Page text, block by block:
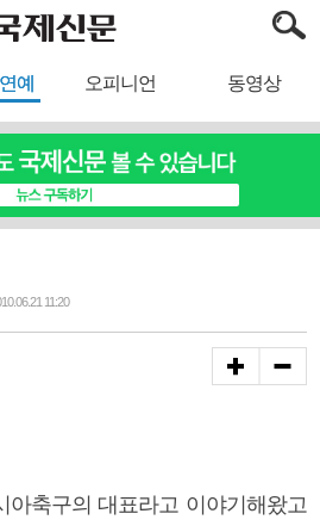
예 오피니언 동영상
11:20
축구의 대표라고 이야기해왔고